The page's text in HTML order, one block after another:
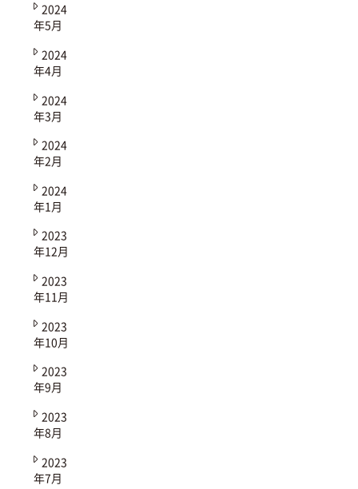
2024
年5月
2024
年4月
2024
年3月
2024
年2月
2024
年1月
2023
年12月
2023
年11月
2023
年10月
2023
年9月
2023
年8月
2023
年7月